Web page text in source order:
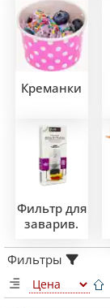
Креманки
Фильтр для
заварив.
Фильтры